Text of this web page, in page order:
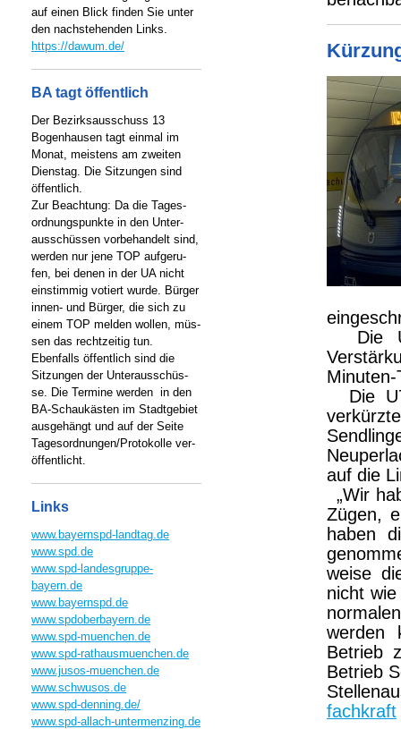
Die
Die
auf die
„Wir
Zügen,
haben
weise
nicht
werden
Betrieb
Betrieb
fachkraft
auf einen Blick finden Sie unter
den nachstehenden Links.
https://dawum.de/
BA tagt öffentlich
Der Bezirksausschuss 13
Bogenhausen tagt einmal im
Monat, meistens am zweiten
Dienstag. Die Sitzungen sind
öffentlich.
Zur Beachtung: Da die Tages-
ordnungspunkte in den Unter-
ausschüssen vorbehandelt sind,
werden nur jene TOP aufgeru-
fen, bei denen in der UA nicht
einstimmig votiert wurde. Bürger
innen- und Bürger, die sich zu
einem TOP melden wollen, müs-
sen das rechtzeitig tun.
Ebenfalls öffentlich sind die
Sitzungen der Unterausschüs-
se. Die Termine werden in den
BA-Schaukästen im Stadtgebiet
ausgehängt und auf der Seite
Tagesordnungen/Protokolle ver-
öffentlicht.
Links
www.bayernspd-landtag.de
www.spd.de
www.spd-landesgruppe-
bayern.de
www.bayernspd.de
www.spdoberbayern.de
www.spd-muenchen.de
www.spd-rathausmuenchen.de
www.jusos-muenchen.de
www.schwusos.de
www.spd-denning.de/
www.spd-allach-untermenzing.de